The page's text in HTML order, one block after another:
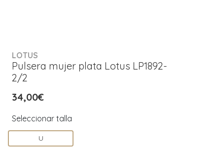
LOTUS
Pulsera mujer plata Lotus LP1892-
2/2
34,00€
Seleccionar talla
U